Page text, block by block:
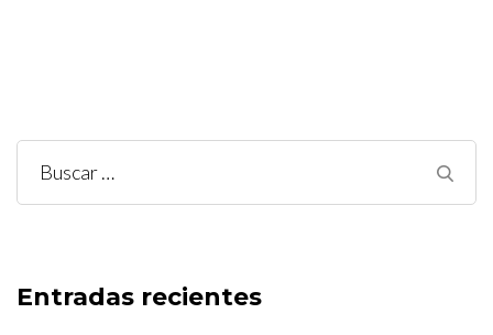
Buscar:
Entradas recientes